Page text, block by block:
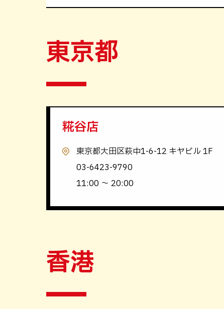
東京都
糀谷店
東京都大田区萩中1-6-12 キヤビル 1F
03-6423-9790
11:00 〜 20:00
香港